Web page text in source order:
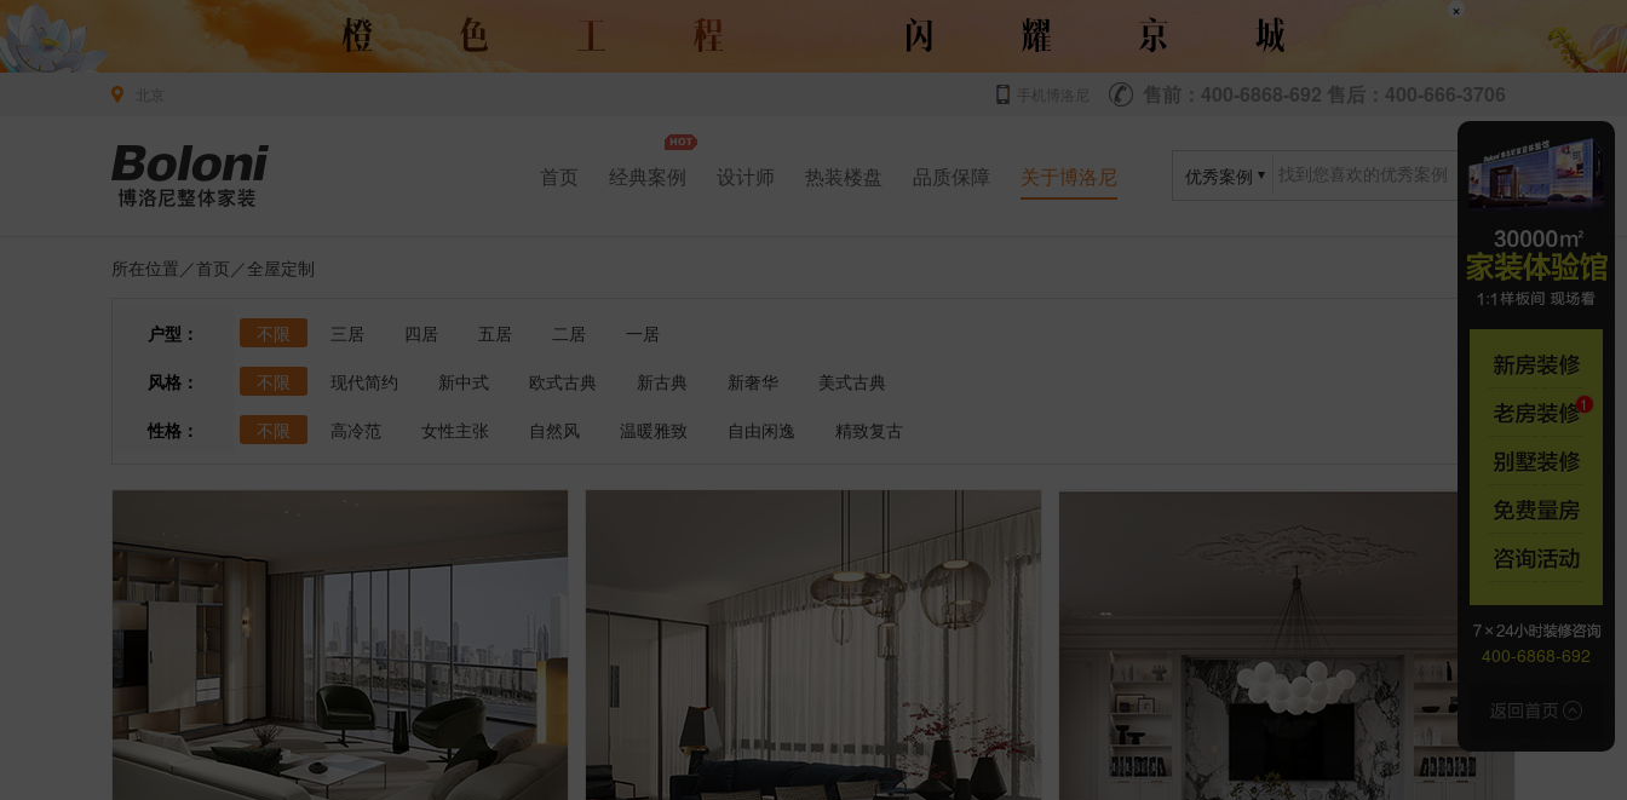
×
手机博洛尼 售前：400-6868-692 售后：400-666-3706
首页 经典案例 设计师 热装楼盘 品质保障 关于博洛尼 优秀案例
所在位置／首页 ／全屋定制
户型： 不限 三居 四居 五居 二居
一居
风格：
不限 现代简约 新中式 欧式古典 新古典 新奢华
美式古典
性格：
不限 高冷范 女性主张 自然风 温暖雅致 自由闲逸 精致复古
400-6868-692